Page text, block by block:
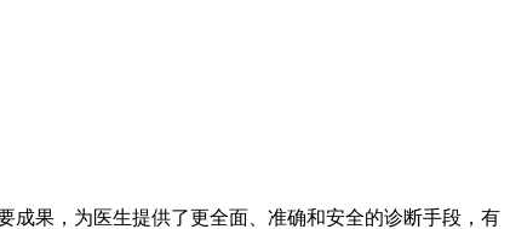
成果，为医生提供了更全面、准确和安全的诊断手段，有